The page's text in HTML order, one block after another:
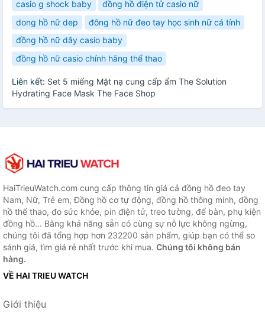
casio g shock baby
đồng hồ điện tử casio nữ
dong hồ nữ dep
đông hồ nữ đeo tay học sinh nữ cá tính
đồng hồ nữ dây casio baby
đồng hồ nữ casio chính hãng thể thao
Liên kết: Set 5 miếng Mặt nạ cung cấp ẩm The Solution
Hydrating Face Mask The Face Shop
HaiTrieuWatch.com cung cấp thông tin giá cả đồng hồ đeo tay
Nam, Nữ, Trẻ em, Đồng hồ cơ tự động, đồng hồ thông minh, đồng
hồ thể thao, đo sức khỏe, pin điện tử, treo tường, để bàn, phụ kiện
đồng hồ... Bằng khả năng sẵn có cùng sự nỗ lực không ngừng,
chúng tôi đã tổng hợp hơn 232200 sản phẩm, giúp bạn có thể so
sánh giá, tìm giá rẻ nhất trước khi mua. Chúng tôi không bán
hàng.
VỀ HAI TRIEU WATCH
Giới thiệu